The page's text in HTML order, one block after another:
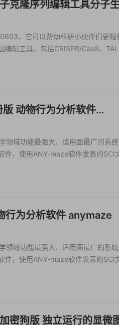
克隆序列编辑工具分子
，它可以帮助科研小伙伴们更轻
辑工具，包括CRISPR/Cas9、
动物行为分析软件
领域功能最强大、适用面最广的系统
，使用ANY-maze软件发表的SCI
行为分析软件 anymaze
领域功能最强大、适用面最广的系统
，使用ANY-maze软件发表的SCI
狗版 独立运行的显微